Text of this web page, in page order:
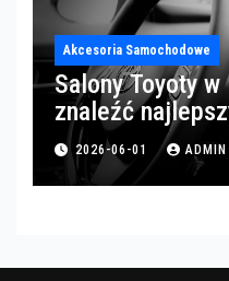
Akcesoria Samochodowe
Salony Toyoty
znaleźć
2026-06-01 ADMIN